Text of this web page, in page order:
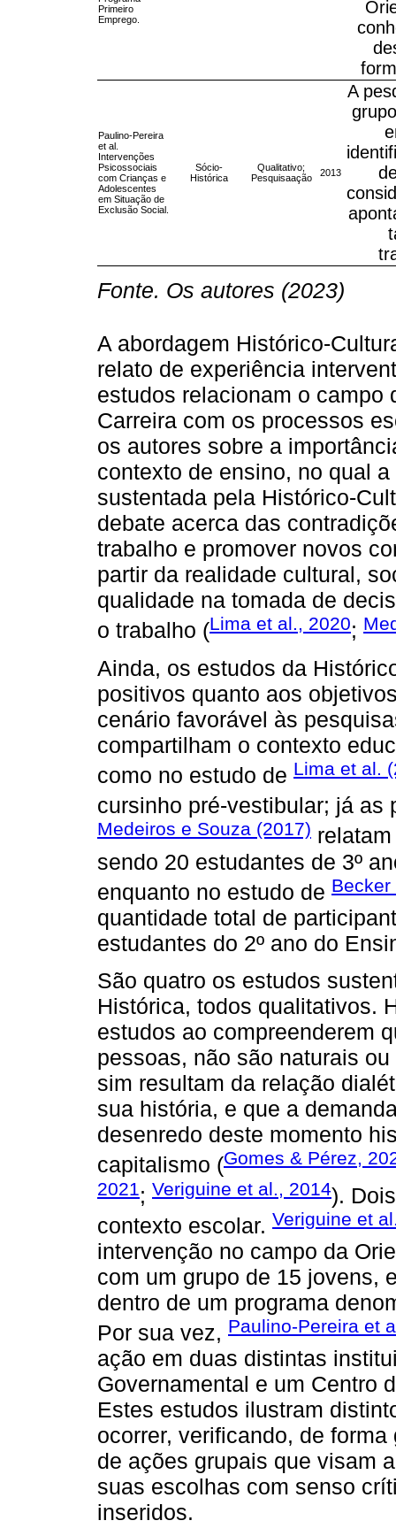
Primeiro
Emprego.
Paulino-Pereira
et al.
Intervenções
Psicossociais
com Crianças e
Adolescentes
em Situação de
Exclusão Social.
Sócio-
Histórica
Qualitativo;
Pesquisaação
2013
A
Fonte. Os autores (2023)
A abordagem Histórico-
relato de experiência
estudos relacionam o campo
Carreira com os processos
os autores sobre a
contexto de ensino, no qual
sustentada pela Histórico-
debate acerca das
trabalho e promover novos
partir da realidade cultural,
qualidade na tomada de
o trabalho (Lima et al., 2020;
Ainda, os estudos da
positivos quanto aos
cenário favorável às
compartilham o contexto
como no estudo de Lima et al.
cursinho pré-vestibular; já
Medeiros e Souza (2017)
sendo 20 estudantes de 3º
enquanto no estudo de Becker
quantidade total de
estudantes do 2º ano do
São quatro os estudos
Histórica, todos qualitativos.
estudos ao compreenderem
pessoas, não são naturais
sim resultam da relação
sua história, e que a
desenredo deste momento
capitalismo (Gomes & Pérez,
2021 ; Veriguine et al., 2014).
contexto escolar. Veriguine et
intervenção no campo da
com um grupo de 15 jovens,
dentro de um programa
Por sua vez, Paulino-Pereira et
ação em duas distintas
Governamental e um Centro
Estes estudos ilustram
ocorrer, verificando, de
de ações grupais que visam
suas escolhas com senso
inseridos.